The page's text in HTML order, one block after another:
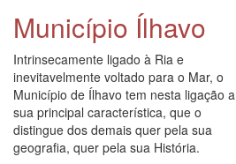
Município Ílhavo
Intrinsecamente ligado à Ria e
inevitavelmente voltado para o Mar, o
Município de Ílhavo tem nesta ligação a
sua principal característica, que o
distingue dos demais quer pela sua
geografia, quer pela sua História.